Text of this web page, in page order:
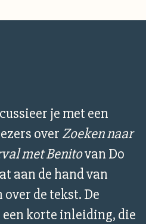
je met een
over Zoeken naar
met Benitovan Do
aan de hand van
de tekst. De
korte inleiding, die